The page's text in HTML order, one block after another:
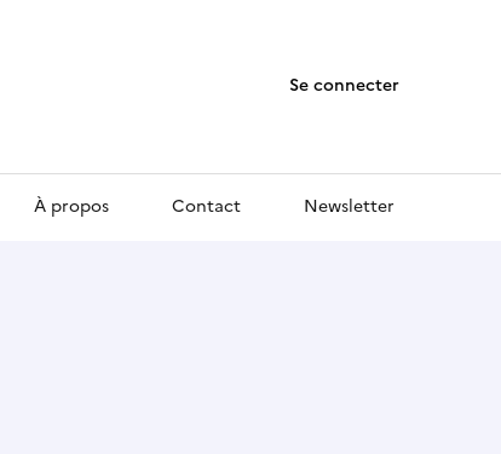
Se connecter
À propos Contact Newsletter